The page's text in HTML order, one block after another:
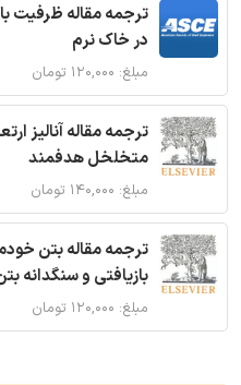
ترجمه مقاله ظرفیت
در خاک نرم
مبلغ: ۱۲۰,۰۰۰ تومان
ترجمه مقاله آنالیز
متخلخل هدفمند
مبلغ: ۱۴۰,۰۰۰ تومان
ترجمه مقاله بتن
بازیافتی و سنگدانه
مبلغ: ۱۲۰,۰۰۰ تومان